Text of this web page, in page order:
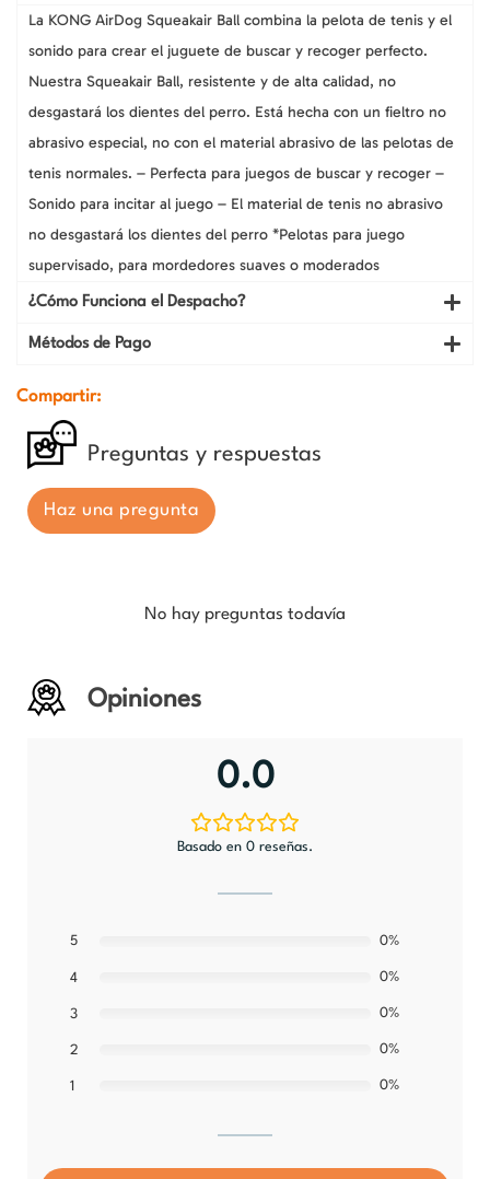
Chirriador
Perros
cantidad
La KONG AirDog Squeakair Ball combina la pelota de tenis y el
sonido para crear el juguete de buscar y recoger perfecto.
Nuestra Squeakair Ball, resistente y de alta calidad, no
desgastará los dientes del perro. Está hecha con un fieltro no
abrasivo especial, no con el material abrasivo de las pelotas de
tenis normales. – Perfecta para juegos de buscar y recoger –
Sonido para incitar al juego – El material de tenis no abrasivo
no desgastará los dientes del perro *Pelotas para juego
supervisado, para mordedores suaves o moderados
¿Cómo Funciona el Despacho?
Métodos de Pago
Compartir:
Preguntas y respuestas
Haz una pregunta
No hay preguntas todavía
Opiniones
0.0
Basado en 0 reseñas.
5 0%
4 0%
3 0%
2 0%
1 0%